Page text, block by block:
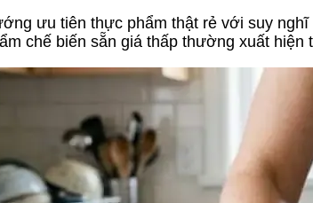
ưu tiên thực phẩm thật rẻ với suy
chế biến sẵn giá thấp thường xuất